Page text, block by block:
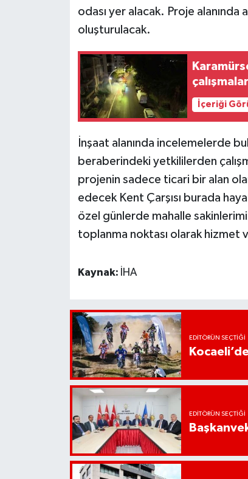
odası yer alacak. Proje alanında
oluşturulacak.
İçeriği
İnşaat alanında incelemelerde
beraberindeki yetkililerden
projenin sadece ticari bir alan
edecek Kent Çarşısı burada
özel günlerde mahalle
toplanma noktası olarak hizmet
Kaynak: İHA
EDITÖRÜN SEÇTIĞI
EDITÖRÜN SEÇTIĞI